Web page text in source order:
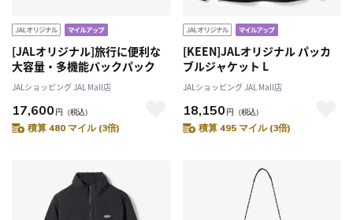
[JALオリジナル]旅行に便利な
大容量・多機能バックパック
JALショッピング JAL Mall店
17,600 円 （税込）
積算 480 マイル (3倍)
[KEEN]JALオリジナル パッカ
ブルジャケット L
JALショッピング JAL Mall店
18,150 円 （税込）
積算 495 マイル (3倍)